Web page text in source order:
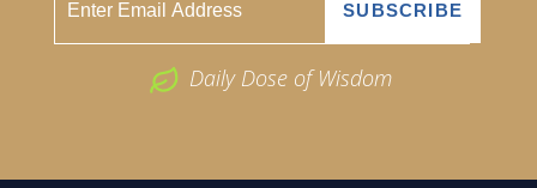
Daily Dose of Wisdom